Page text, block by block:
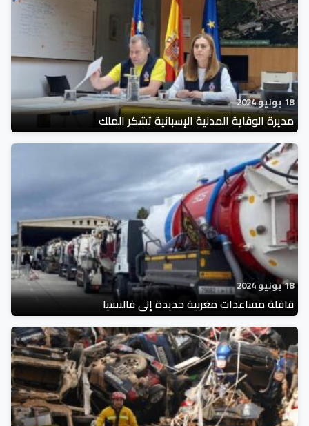
18 يونيو 2024
مديرة الوقاية المدنية الإسبانية تشكر الملك
18 يونيو 2024
قافلة مساعدات مغربية جديدة إلى فالنسيا